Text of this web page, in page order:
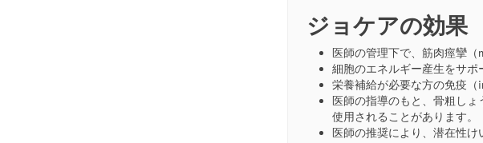
ジョケアの効果
医師の管理下で、筋肉痙攣（
細胞のエネルギー産生をサポ
栄養補給が必要な方の免疫（
医師の指導のもと、骨粗し
使用されることがあります。
医師の推奨により、潜在性